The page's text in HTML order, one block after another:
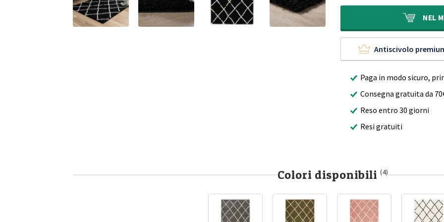
era:
400,00€.
è:
230,95€.
NEL
Antiscivolo
Paga in modo sicuro,
Consegna gratuita da
Reso entro 30 giorni
Resi gratuiti
Colori disponibili (4)